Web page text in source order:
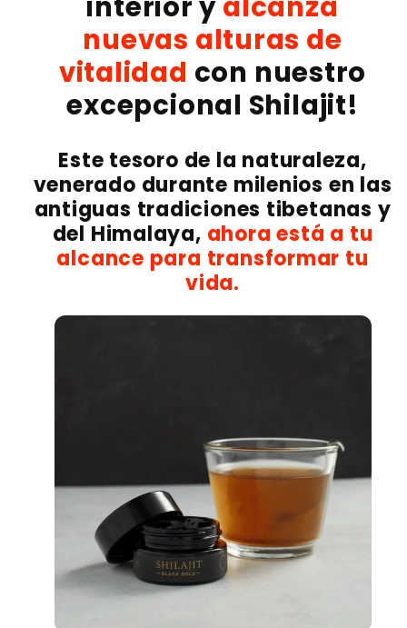
nuevas alturas de
vitalidad con nuestro
excepcional Shilajit!
Este tesoro de la naturaleza,
venerado durante milenios en las
antiguas tradiciones tibetanas y
del Himalaya, ahora está a tu
alcance para transformar tu
vida.